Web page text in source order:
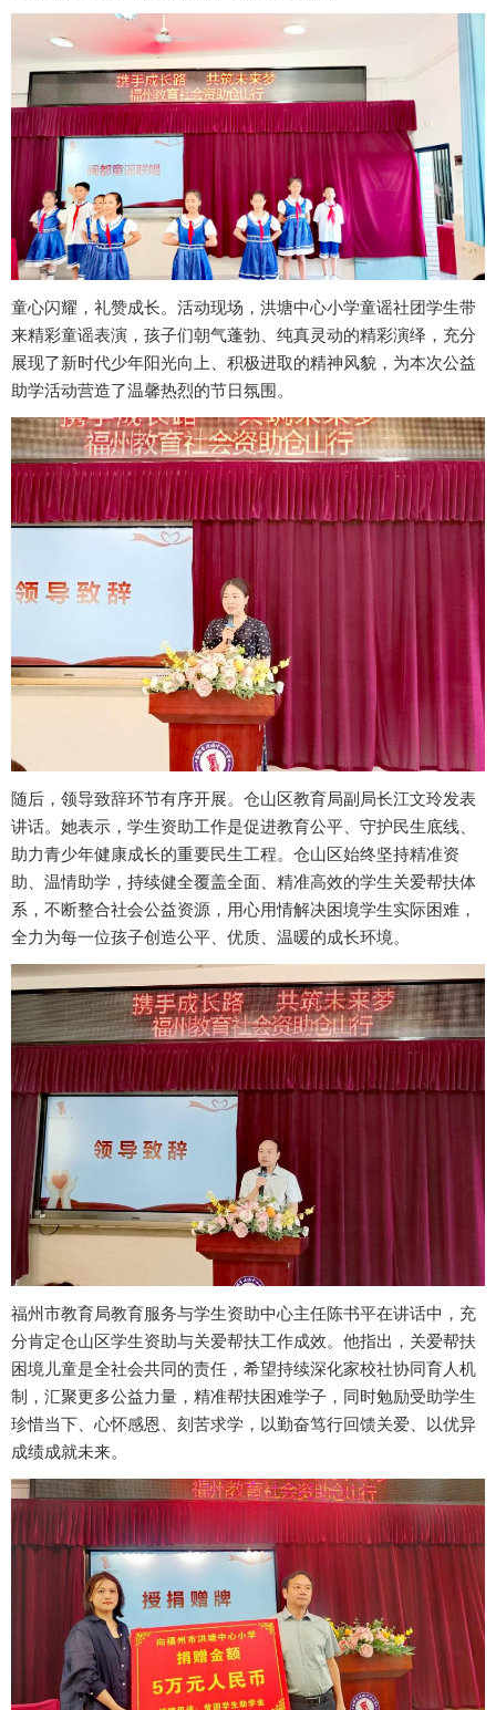
童心闪耀，礼赞成长。活动现场，洪塘中心小学童谣社团学生带
来精彩童谣表演，孩子们朝气蓬勃、纯真灵动的精彩演绎，充分
展现了新时代少年阳光向上、积极进取的精神风貌，为本次公益
助学活动营造了温馨热烈的节日氛围。
随后，领导致辞环节有序开展。仓山区教育局副局长江文玲发表
讲话。她表示，学生资助工作是促进教育公平、守护民生底线、
助力青少年健康成长的重要民生工程。仓山区始终坚持精准资
助、温情助学，持续健全覆盖全面、精准高效的学生关爱帮扶体
系，不断整合社会公益资源，用心用情解决困境学生实际困难，
全力为每一位孩子创造公平、优质、温暖的成长环境。
福州市教育局教育服务与学生资助中心主任陈书平在讲话中，充
分肯定仓山区学生资助与关爱帮扶工作成效。他指出，关爱帮扶
困境儿童是全社会共同的责任，希望持续深化家校社协同育人机
制，汇聚更多公益力量，精准帮扶困难学子，同时勉励受助学生
珍惜当下、心怀感恩、刻苦求学，以勤奋笃行回馈关爱、以优异
成绩成就未来。